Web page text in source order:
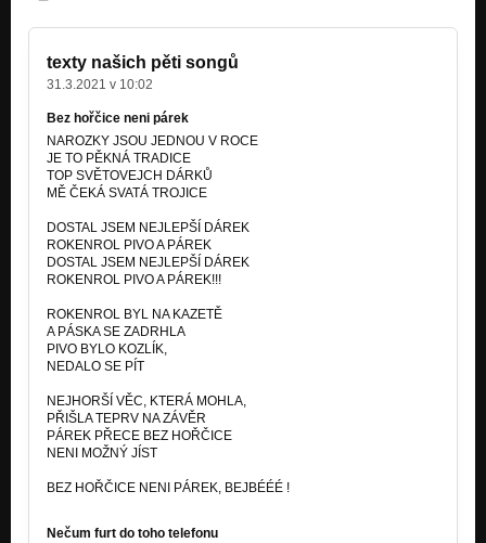
texty našich pěti songů
31.3.2021 v 10:02
Bez hořčice neni párek
NAROZKY JSOU JEDNOU V ROCE
JE TO PĚKNÁ TRADICE
TOP SVĚTOVEJCH DÁRKŮ
MĚ ČEKÁ SVATÁ TROJICE
DOSTAL JSEM NEJLEPŠÍ DÁREK
ROKENROL PIVO A PÁREK
DOSTAL JSEM NEJLEPŠÍ DÁREK
ROKENROL PIVO A PÁREK!!!
ROKENROL BYL NA KAZETĚ
A PÁSKA SE ZADRHLA
PIVO BYLO KOZLÍK,
NEDALO SE PÍT
NEJHORŠÍ VĚC, KTERÁ MOHLA,
PŘIŠLA TEPRV NA ZÁVĚR
PÁREK PŘECE BEZ HOŘČICE
NENI MOŽNÝ JÍST
BEZ HOŘČICE NENI PÁREK, BEJBÉÉÉ !
Nečum furt do toho telefonu